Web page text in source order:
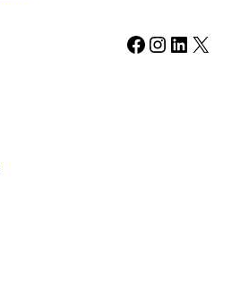
Facebook Instagram LinkedIn X